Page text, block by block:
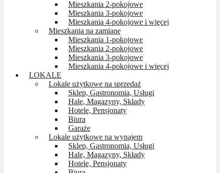
Mieszkania 2-pokojowe
Mieszkania 3-pokojowe
Mieszkania 4-pokojowe i więcej
Mieszkania na zamianę
Mieszkania 1-pokojowe
Mieszkania 2-pokojowe
Mieszkania 3-pokojowe
Mieszkania 4-pokojowe i więcej
LOKALE
Lokale użytkowe na sprzedaż
Sklep, Gastronomia, Usługi
Hale, Magazyny, Składy
Hotele, Pensjonaty
Biura
Garaże
Lokale użytkowe na wynajem
Sklep, Gastronomia, Usługi
Hale, Magazyny, Składy
Hotele, Pensjonaty